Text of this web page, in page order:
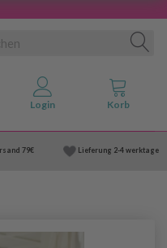
79€ Lieferung 2-4 werktage